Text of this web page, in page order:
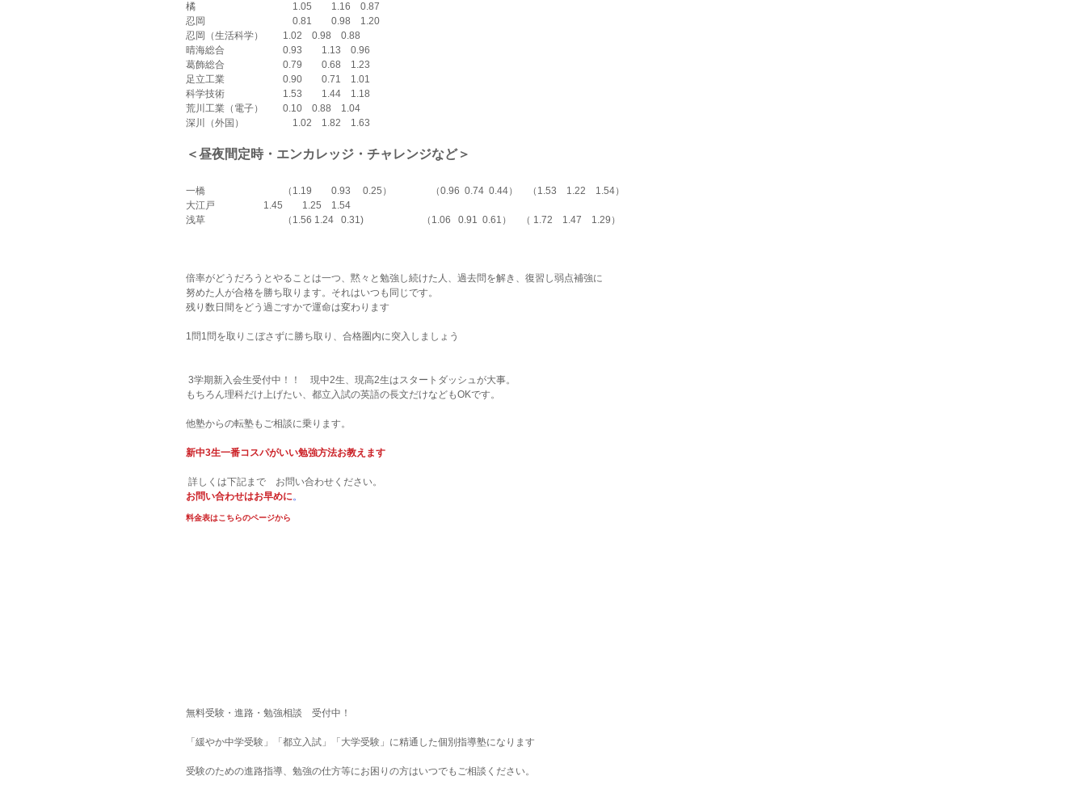
橘　　　　　　　　　　1.05　　1.16    0.87
忍岡　　　　　　　　　0.81　　0.98    1.20
忍岡（生活科学）　　1.02　0.98    0.88
晴海総合　　　　　　0.93　　1.13    0.96
葛飾総合　　　　　　0.79　　0.68    1.23
足立工業　　　　　　0.90　　0.71    1.01
科学技術　　　　　　1.53　　1.44    1.18
荒川工業（電子）　　0.10　0.88    1.04
深川（外国）　　　　　1.02　1.82    1.63
＜昼夜間定時・エンカレッジ・チャレンジなど＞
一橋　　　　　　　　（1.19　　0.93　 0.25）　　　　（0.96  0.74  0.44）    （1.53　1.22　1.54）
大江戸　　　　　1.45　　1.25    1.54
浅草　　　　　　　　（1.56 1.24   0.31)　　　　　　（1.06   0.91  0.61）　（ 1.72　1.47　1.29）
倍率がどうだろうとやることは一つ、黙々と勉強し続けた人、過去問を解き、復習し弱点補強に
努めた人が合格を勝ち取ります。それはいつも同じです。
残り数日間をどう過ごすかで運命は変わります
1問1問を取りこぼさずに勝ち取り、合格圏内に突入しましょう
3学期新入会生受付中！！　現中2生、現高2生はスタートダッシュが大事。
もちろん理科だけ上げたい、都立入試の英語の長文だけなどもOKです。
他塾からの転塾もご相談に乗ります。
新中3生一番コスパがいい勉強方法お教えます
詳しくは下記まで　お問い合わせください。
お問い合わせはお早めに。
料金表はこちらのページから
無料受験・進路・勉強相談　受付中！
「緩やか中学受験」「都立入試」「大学受験」に精通した個別指導塾になります
受験のための進路指導、勉強の仕方等にお困りの方はいつでもご相談ください。